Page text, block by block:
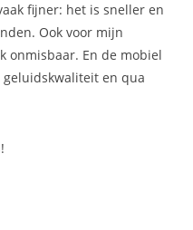
fijner: het is sneller en
Ook voor mijn
onmisbaar. En de mobiel
en qua